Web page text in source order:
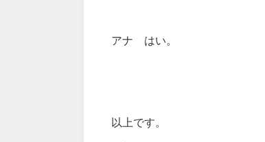
アナ はい。
以上です。